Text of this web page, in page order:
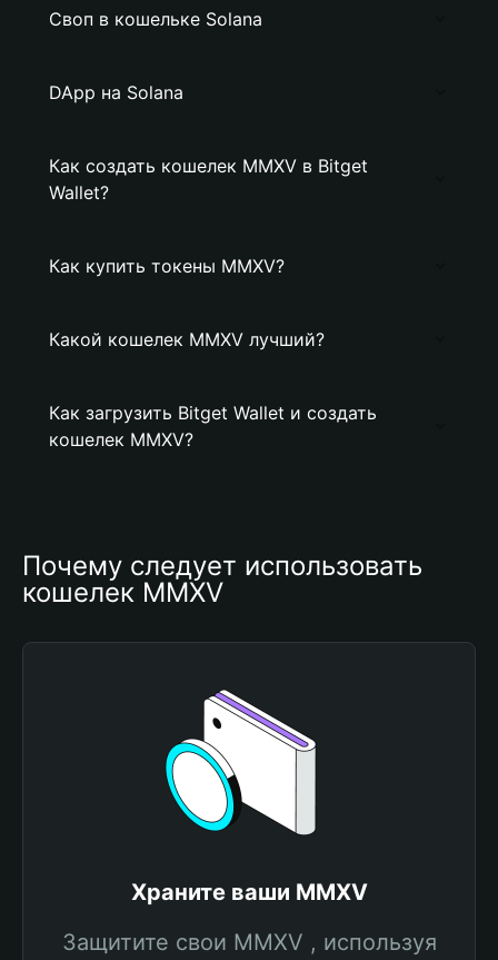
Своп в кошельке Solana
DApp на Solana
Как создать кошелек MMXV в Bitget
Wallet?
Как купить токены MMXV?
Какой кошелек MMXV лучший?
Как загрузить Bitget Wallet и создать
кошелек MMXV?
Почему следует использовать
кошелек MMXV
Храните ваши MMXV
Защитите свои MMXV , используя